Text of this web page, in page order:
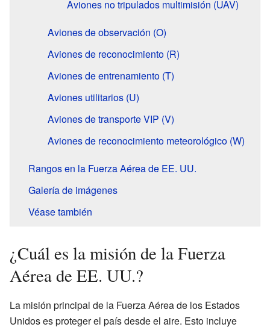
Aviones no tripulados multimisión (UAV)
Aviones de observación (O)
Aviones de reconocimiento (R)
Aviones de entrenamiento (T)
Aviones utilitarios (U)
Aviones de transporte VIP (V)
Aviones de reconocimiento meteorológico (W)
Rangos en la Fuerza Aérea de EE. UU.
Galería de imágenes
Véase también
¿Cuál es la misión de la Fuerza
Aérea de EE. UU.?
La misión principal de la Fuerza Aérea de los Estados
Unidos es proteger el país desde el aire. Esto incluye